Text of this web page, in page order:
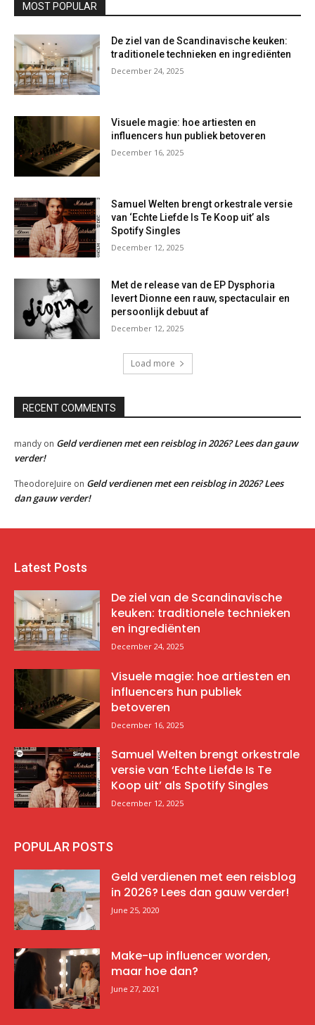
MOST POPULAR
De ziel van de Scandinavische keuken:
traditionele technieken en ingrediënten
December 24, 2025
Visuele magie: hoe artiesten en
influencers hun publiek betoveren
December 16, 2025
Samuel Welten brengt orkestrale versie
van ‘Echte Liefde Is Te Koop uit’ als
Spotify Singles
December 12, 2025
Met de release van de EP Dysphoria
levert Dionne een rauw, spectaculair en
persoonlijk debuut af
December 12, 2025
Load more
RECENT COMMENTS
mandy on Geld verdienen met een reisblog in 2026? Lees dan gauw
verder!
TheodoreJuire on Geld verdienen met een reisblog in 2026? Lees
dan gauw verder!
Latest Posts
De ziel van de Scandinavische
keuken: traditionele technieken
en ingrediënten
December 24, 2025
Visuele magie: hoe artiesten en
influencers hun publiek
betoveren
December 16, 2025
Samuel Welten brengt orkestrale
versie van ‘Echte Liefde Is Te
Koop uit’ als Spotify Singles
December 12, 2025
POPULAR POSTS
Geld verdienen met een reisblog
in 2026? Lees dan gauw verder!
June 25, 2020
Make-up influencer worden,
maar hoe dan?
June 27, 2021